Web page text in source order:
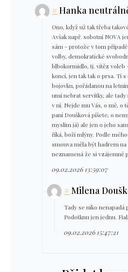
#Hanka
Ono, když už tak třeba
Avšak např. sobotní NOVA
sám - protože v tom
volby, demokratické
blbokormidlo, tj. vítěz voleb
konci, jen tak tak o prsa. Ti
bojovku, pořádanou na
umí nebrat servítky, ale
v ní. Nejde mu Vás, o mě, o
paní Doušková píšete, o
myslím já) ale jen o jeho
říká, boží mlýny. Podle
smouva měla být hadrem
neznamená že si vzájemně
09.02.2026 13:59:07
#Milena
Tady se niko nenapadá
Podotknu jen jednu.
09.02.2026 15:47:21